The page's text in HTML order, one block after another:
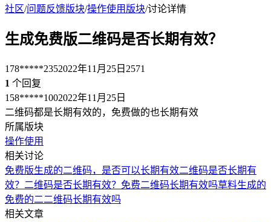
社区/问题反馈版块/操作使用版块/讨论详情
生成免费版二维码是否长期有效？
178*****2352022年11月25日 2571
1 个回复
158*****1002022年11月25日
二维码都是长期有效的，免费做的也长期有效
所属版块
操作使用
相关讨论
免费版生成的二维码，是否可以长期有效二维码是否长期有
效？ 二维码是否长期有效？ 免费二维码长期有效吗草料生成的
免费的二二维码长期有效吗
相关文章